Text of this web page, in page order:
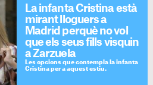
La infanta Cristina està
mirant lloguers a
Madrid perquè no vol
que els seus fills visquin
a Zarzuela
Les opcions que contempla la infanta
Cristina per a aquest estiu.